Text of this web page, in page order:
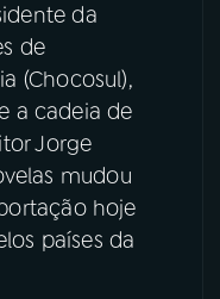
da
de
(Chocosul),
a cadeia de
Jorge
mudou
hoje
países da